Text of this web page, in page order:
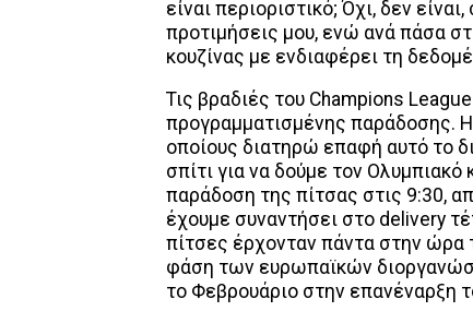
είναι περιοριστικό; Όχι, δεν
προτιμήσεις μου, ενώ ανά πάσα
κουζίνας με ενδιαφέρει τη
Τις βραδιές του Champions
προγραμματισμένης παράδοσης.
οποίους διατηρώ επαφή αυτό το
σπίτι για να δούμε τον
παράδοση της πίτσας στις 9:30,
έχουμε συναντήσει στο delivery
πίτσες έρχονταν πάντα στην ώρα
φάση των ευρωπαϊκών
το Φεβρουάριο στην επανέναρξη